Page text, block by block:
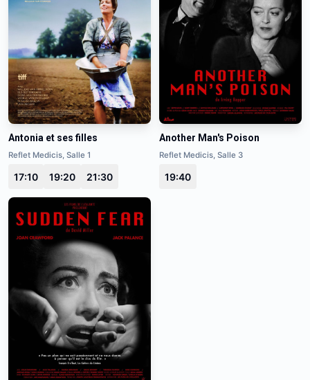
Antonia et ses filles
Reflet Medicis, Salle 1
17:10 19:20 21:30
Another Man's Poison
Reflet Medicis, Salle 3
19:40